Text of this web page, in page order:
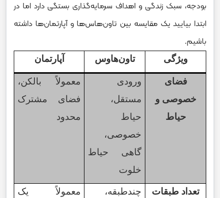
بودجه، سبک زندگی و اهداف سرمایه‌گذاری بستگی دارد اما در
ابتدا بیایید یک مقایسه بین تاون‌هاس‌ها و آپارتمان‌ها داشته
باشیم.
ویژگی تاون‌هاوس آپارتمان
فضای
خصوصی و
حیاط
ورودی
مستقل،
حیاط
خصوصی،
گاهی حیاط
خلوت
معمولاً بالکن،
فضای مشترک
محدود
تعداد طبقات
چندطبقه،
معمولاً یک